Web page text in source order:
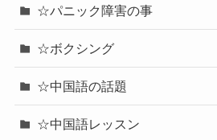
☆パニック障害の事
☆ボクシング
☆中国語の話題
☆中国語レッスン